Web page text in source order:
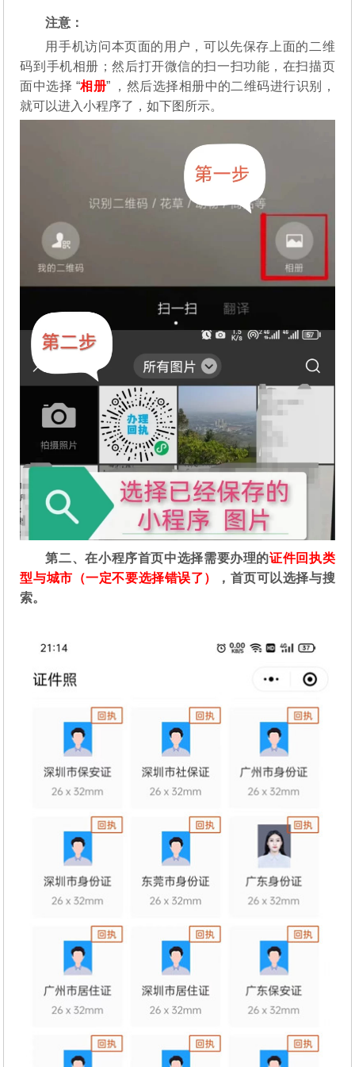
注意：
用手机访问本页面的用户，可以先保存上面的二维
码到手机相册；然后打开微信的扫一扫功能，在扫描页
面中选择 “相册” ，然后选择相册中的二维码进行识别，
就可以进入小程序了，如下图所示。
第二、在小程序首页中选择需要办理的证件回执类
型与城市（一定不要选择错误了）
，首页可以选择与搜
索。